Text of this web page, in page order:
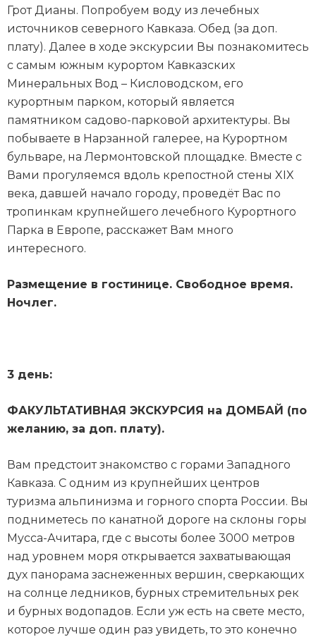
Грот Дианы. Попробуем воду из лечебных
источников северного Кавказа. Обед (за доп.
плату). Далее в ходе экскурсии Вы познакомитесь
с самым южным курортом Кавказских
Минеральных Вод – Кисловодском, его
курортным парком, который является
памятником садово-парковой архитектуры. Вы
побываете в Нарзанной галерее, на Курортном
бульваре, на Лермонтовской площадке. Вместе с
Вами прогуляемся вдоль крепостной стены XIX
века, давшей начало городу, проведёт Вас по
тропинкам крупнейшего лечебного Курортного
Парка в Европе, расскажет Вам много
интересного.
Размещение в гостинице. Свободное время.
Ночлег.
3 день:
ФАКУЛЬТАТИВНАЯ ЭКСКУРСИЯ на ДОМБАЙ (по
желанию, за доп. плату).
Вам предстоит знакомство с горами Западного
Кавказа. С одним из крупнейших центров
туризма альпинизма и горного спорта России. Вы
подниметесь по канатной дороге на склоны горы
Мусса-Ачитара, где с высоты более 3000 метров
над уровнем моря открывается захватывающая
дух панорама заснеженных вершин, сверкающих
на солнце ледников, бурных стремительных рек
и бурных водопадов. Если уж есть на свете место,
которое лучше один раз увидеть, то это конечно